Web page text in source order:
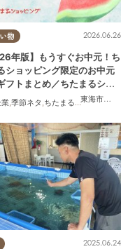
たレポ
物
東海市大府
2026.06.26
年版】もうすぐお中元！ち
ショッピング限定のお中元
フトまとめ／ちたまるショ
グ
,季節ネタ ,ちたまるショッピング
2025.06.24